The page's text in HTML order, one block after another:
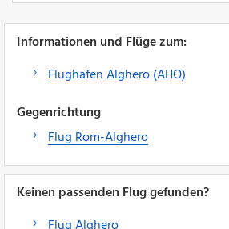
Informationen und Flüge zum:
Flughafen Alghero (AHO)
Gegenrichtung
Flug Rom-Alghero
Keinen passenden Flug gefunden?